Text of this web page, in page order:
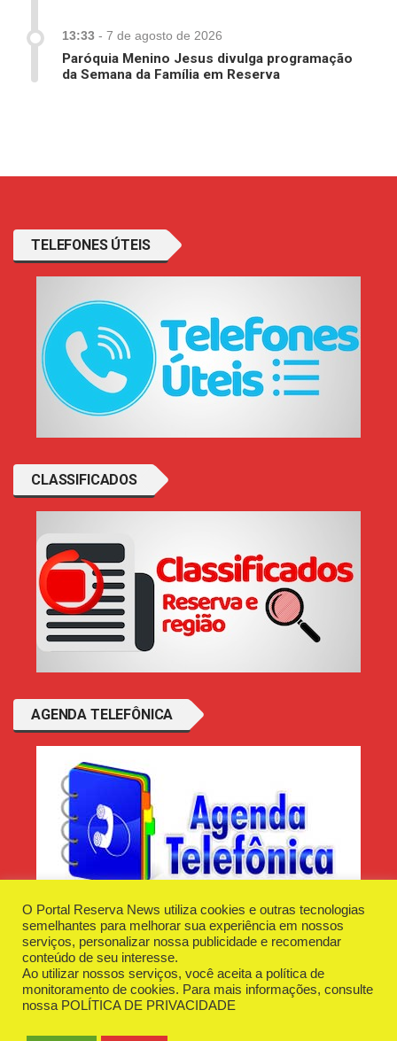
13:33 - 7 de agosto de 2026
Paróquia Menino Jesus divulga programação
da Semana da Família em Reserva
TELEFONES ÚTEIS
CLASSIFICADOS
AGENDA TELEFÔNICA
Desenvolvido e Hospedado porPlugin Informática
Reserva News Tecnologia - CNPJ - 42.509.198/0001-83
O Portal Reserva News utiliza cookies e outras tecnologias
semelhantes para melhorar sua experiência em nossos
serviços, personalizar nossa publicidade e recomendar
conteúdo de seu interesse.
Ao utilizar nossos serviços, você aceita a política de
monitoramento de cookies. Para mais informações, consulte
nossa POLÍTICA DE PRIVACIDADE